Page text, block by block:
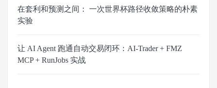
在套利和预测之间： 一次世界杯路径收敛策略的朴素
实验
让 AI Agent 跑通自动交易闭环：AI-Trader + FMZ
MCP + RunJobs 实战